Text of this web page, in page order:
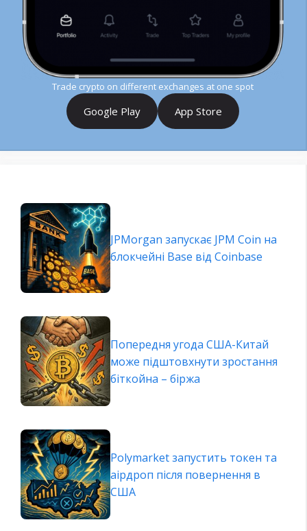
Trade crypto on different exchanges at one spot
Google Play App Store
JPMorgan запускає JPM Coin на
блокчейні Base від Coinbase
Попередня угода США-Китай
може підштовхнути зростання
біткойна – біржа
Polymarket запустить токен та
аірдроп після повернення в
США